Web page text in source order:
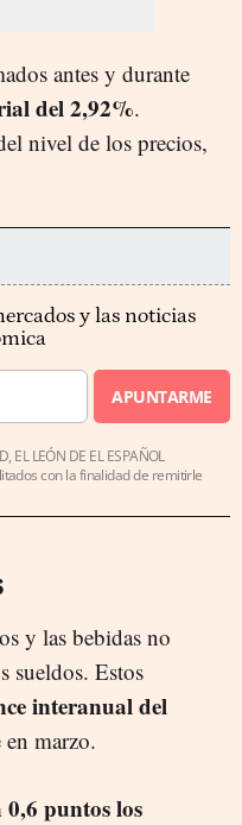
antes y durante
del 2,92%.
nivel de los precios,
y las noticias
APUNTARME
EL LEÓN DE EL ESPAÑOL
con la finalidad de remitirle
y las bebidas no
sueldos. Estos
interanual del
en marzo.
0,6 puntos los